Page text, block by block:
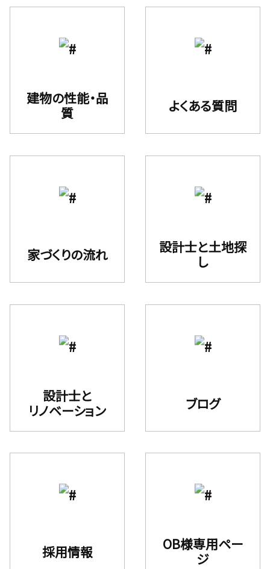
建物の性能・品
質
よくある質問
家づくりの流れ
設計⼠と⼟地探
し
設計士と
リノベーション
ブログ
採用情報
OB様専用ペー
ジ